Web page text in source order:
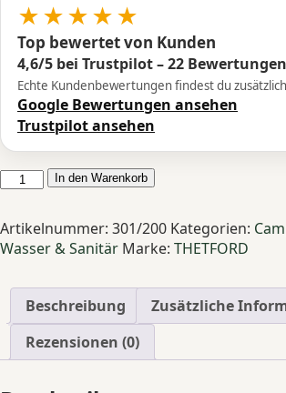
★★★★★
Top bewertet von Kunden
4,6/5 bei Trustpilot – 22 Bewertungen
Echte Kundenbewertungen findest du
Google Bewertungen ansehen
Trustpilot ansehen
Thetford
Blue
2L
Sanitärzusatz
für
Campingtoilette
Menge
In den Warenkorb
Artikelnummer: 301/200 Kategorien:
Wasser & Sanitär Marke: THETFORD
Beschreibung
Zusätzliche
Rezensionen (0)